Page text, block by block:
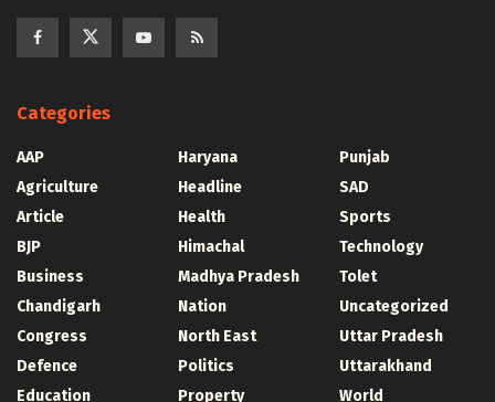
Categories
AAP
Agriculture
Article
BJP
Business
Chandigarh
Congress
Defence
Education
Haryana
Headline
Health
Himachal
Madhya Pradesh
Nation
North East
Politics
Property
Punjab
SAD
Sports
Technology
Tolet
Uncategorized
Uttar Pradesh
Uttarakhand
World